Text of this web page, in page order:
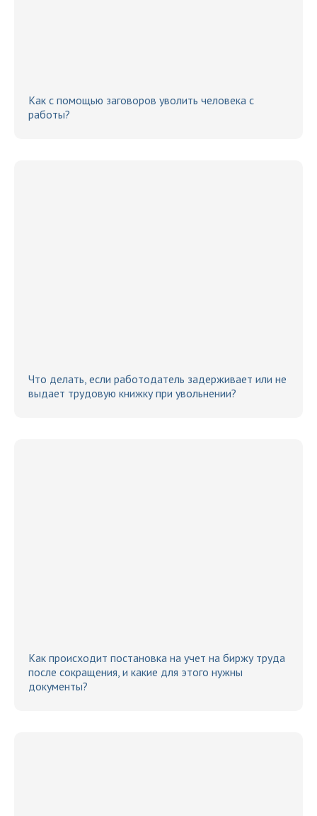
Как с помощью заговоров уволить человека с
работы?
Что делать, если работодатель задерживает или не
выдает трудовую книжку при увольнении?
Как происходит постановка на учет на биржу труда
после сокращения, и какие для этого нужны
документы?